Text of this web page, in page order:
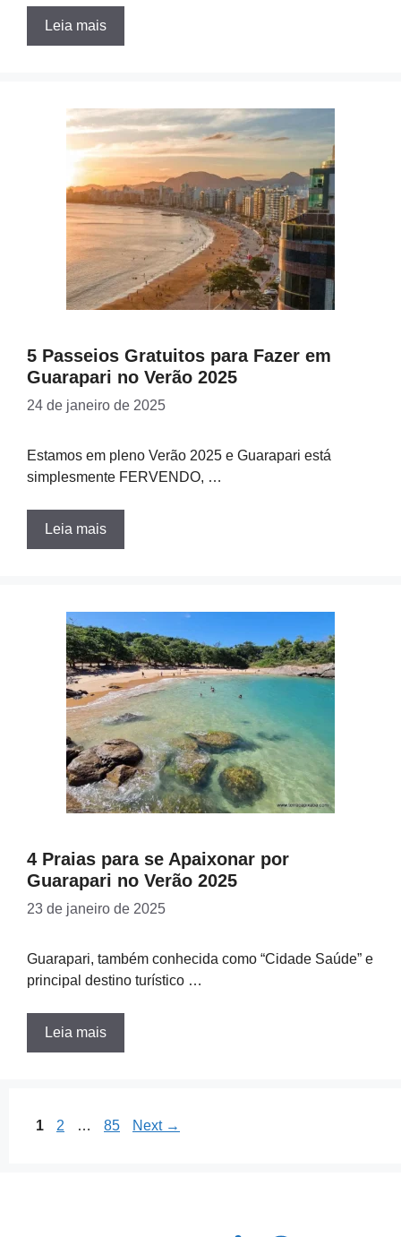
Leia mais
5 Passeios Gratuitos para Fazer em
Guarapari no Verão 2025
24 de janeiro de 2025
Estamos em pleno Verão 2025 e Guarapari está
simplesmente FERVENDO, …
Leia mais
4 Praias para se Apaixonar por
Guarapari no Verão 2025
23 de janeiro de 2025
Guarapari, também conhecida como “Cidade Saúde” e
principal destino turístico …
Leia mais
Page
1 Page
2 … Page
85 Next →